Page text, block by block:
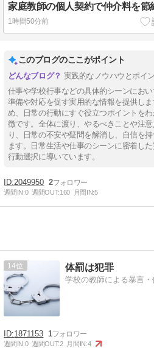
1時間50分前
このブログのここがポイント
実践的なノウハウとポイ
仕事や学校行事などの具体的シーンにお
準備や対応を促す実用的な情報を提供し
め、日常の行動にすぐ役立つポイントを
徴です。全体に渡り、やるべきことや注
り、日常の不安や疑問を解消し、自信を
ます。日常生活や仕事のシーンに密着し
行動選択に導いています。
2049950 2
週間IN:0 週間OUT:160 月間IN:5
14 体罰は犯罪
学校の教師による暴言・
1871153 1
週間IN:0 週間OUT:2 月間IN:4